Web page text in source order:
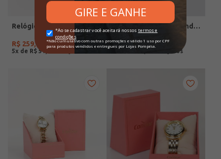
Relógio Condor Feminino DOURADO
R$ 259,90
5x de R$ 51 98
Relógio+Acessório Condor Feminino ROSE
R$279,90
x de R$ 98